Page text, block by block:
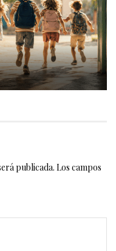
publicada. Los campos